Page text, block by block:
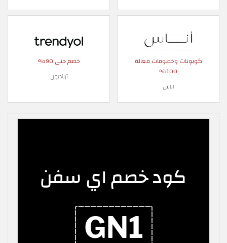
كوبونات وخصومات فعالة
100%
اناس
خصم حتى 90%
ترينديول